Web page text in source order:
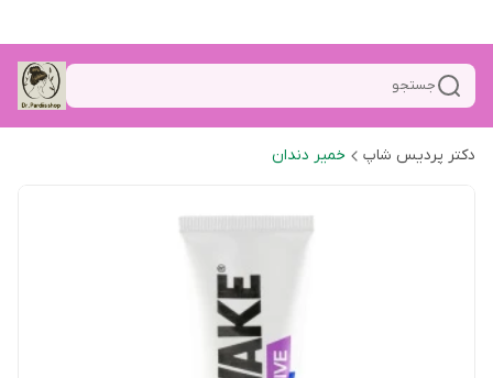
جستجو
دکتر پردیس شاپ خمیر دندان